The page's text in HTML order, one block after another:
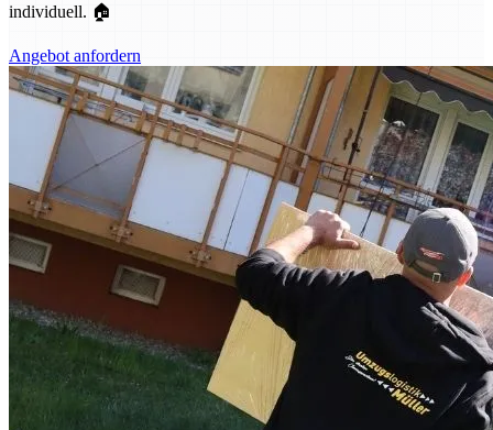
individuell. 🏠
Angebot anfordern